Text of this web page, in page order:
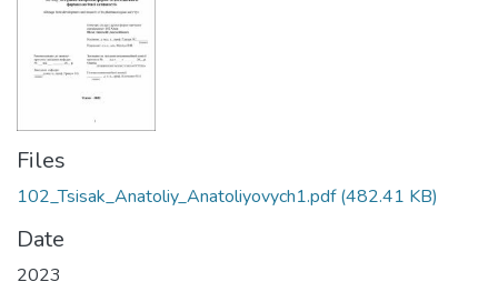
Files
102_Tsisak_Anatoliy_Anatoliyovych1.pdf(482.41 KB)
Date
2023